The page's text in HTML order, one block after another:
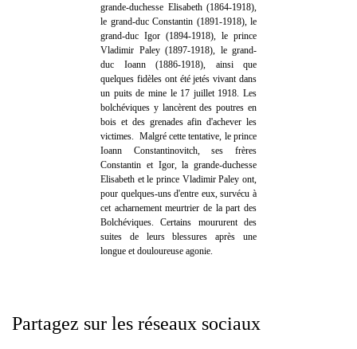
grande-duchesse Elisabeth (1864-1918),
le grand-duc Constantin (1891-1918), le
grand-duc Igor (1894-1918), le prince
Vladimir Paley (1897-1918), le grand-
duc Ioann (1886-1918), ainsi que
quelques fidèles ont été jetés vivant dans
un puits de mine le 17 juillet 1918. Les
bolchéviques y lancèrent des poutres en
bois et des grenades afin d'achever les
victimes. Malgré cette tentative, le prince
Ioann Constantinovitch, ses frères
Constantin et Igor, la grande-duchesse
Elisabeth et le prince Vladimir Paley ont,
pour quelques-uns d'entre eux, survécu à
cet acharnement meurtrier de la part des
Bolchéviques. Certains moururent des
suites de leurs blessures après une
longue et douloureuse agonie.
Partagez sur les réseaux sociaux